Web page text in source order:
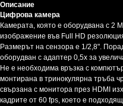
Описание
Цифрова камера
Камерата, която е оборудвана с 2
изображение във Full HD
Размерът на сензора е 1/2,8".
оборудван с адаптер 0,5x за
Не е необходима връзка с
монтирана в тринокулярна тръба
свързана с монитора през HDMI
кадрите от 60 fps, което е